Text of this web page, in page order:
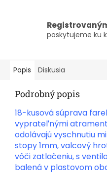
poskytujeme ku
Popis Diskusia
Podrobný popis
18-kusová súprava
vyprateľnými
odolávajú vyschnutiu
stopy 1mm, valcový
vôči zatlačeniu, s
balená v plastovom